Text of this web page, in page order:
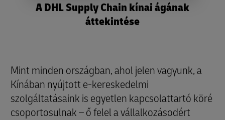
A DHL Supply Chain kínai ágának
áttekintése
Mint minden országban, ahol jelen vagyunk, a
Kínában nyújtott e-kereskedelmi
szolgáltatásaink is egyetlen kapcsolattartó köré
csoportosulnak – ő felel a vállalkozásodért